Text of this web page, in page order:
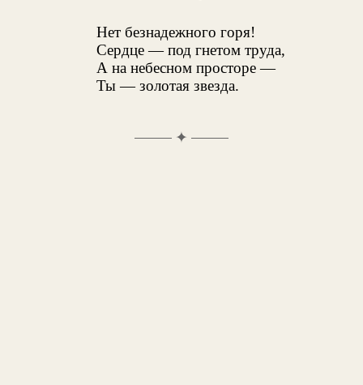
Нет безнадежного горя!
Сердце — под гнетом труда,
А на небесном просторе —
Ты — золотая звезда.
✦